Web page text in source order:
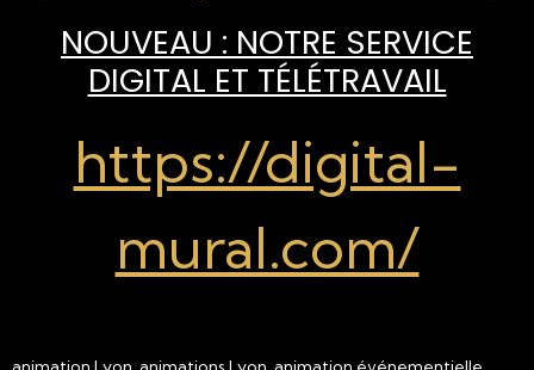
NOUVEAU : NOTRE SERVICE
DIGITAL ET TÉLÉTRAVAIL
https://digital-
mural.com/